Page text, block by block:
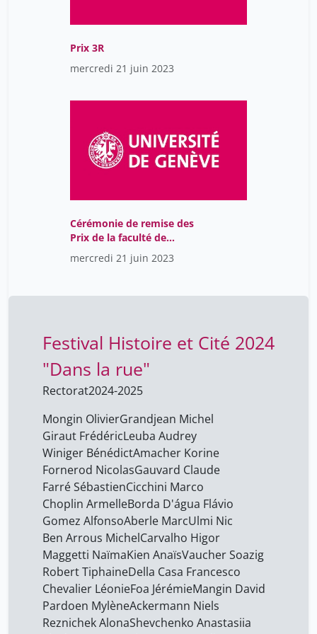
Dayer Océane
De Carvalho Fabio
Debarbieux Bernard
Desmeules Jules
Domenach Jean-Luc
Dos Santos Pacheco Nicolas
Eliez Stephan 2
Erofeev Viktor 15
Esposito Frédéric
FAIVRE Anna
Fall Juliet
Farré Sébastien
Faure Bernard
Filiu Jean-Pierre
Filler André
Finchk Axel
Flückiger Yves 15
Foa Jérémie 12
Fornerod Nicolas
Prix 3R
mercredi 21 juin 2023
Cérémonie de remise des
Prix de la faculté de
médecine 2023
mercredi 21 juin 2023
Festival Histoire et Cité 2024
"Dans la rue"
Rectorat2024-2025
Mongin OlivierGrandjean Michel
Giraut FrédéricLeuba Audrey
Winiger BénédictAmacher Korine
Fornerod NicolasGauvard Claude
Farré SébastienCicchini Marco
Choplin ArmelleBorda D'água Flávio
Gomez AlfonsoAberle MarcUlmi Nic
Ben Arrous MichelCarvalho Higor
Maggetti NaïmaKien AnaïsVaucher Soazig
Robert TiphaineDella Casa Francesco
Chevalier LéonieFoa JérémieMangin David
Pardoen MylèneAckermann Niels
Reznichek AlonaShevchenko Anastasiia